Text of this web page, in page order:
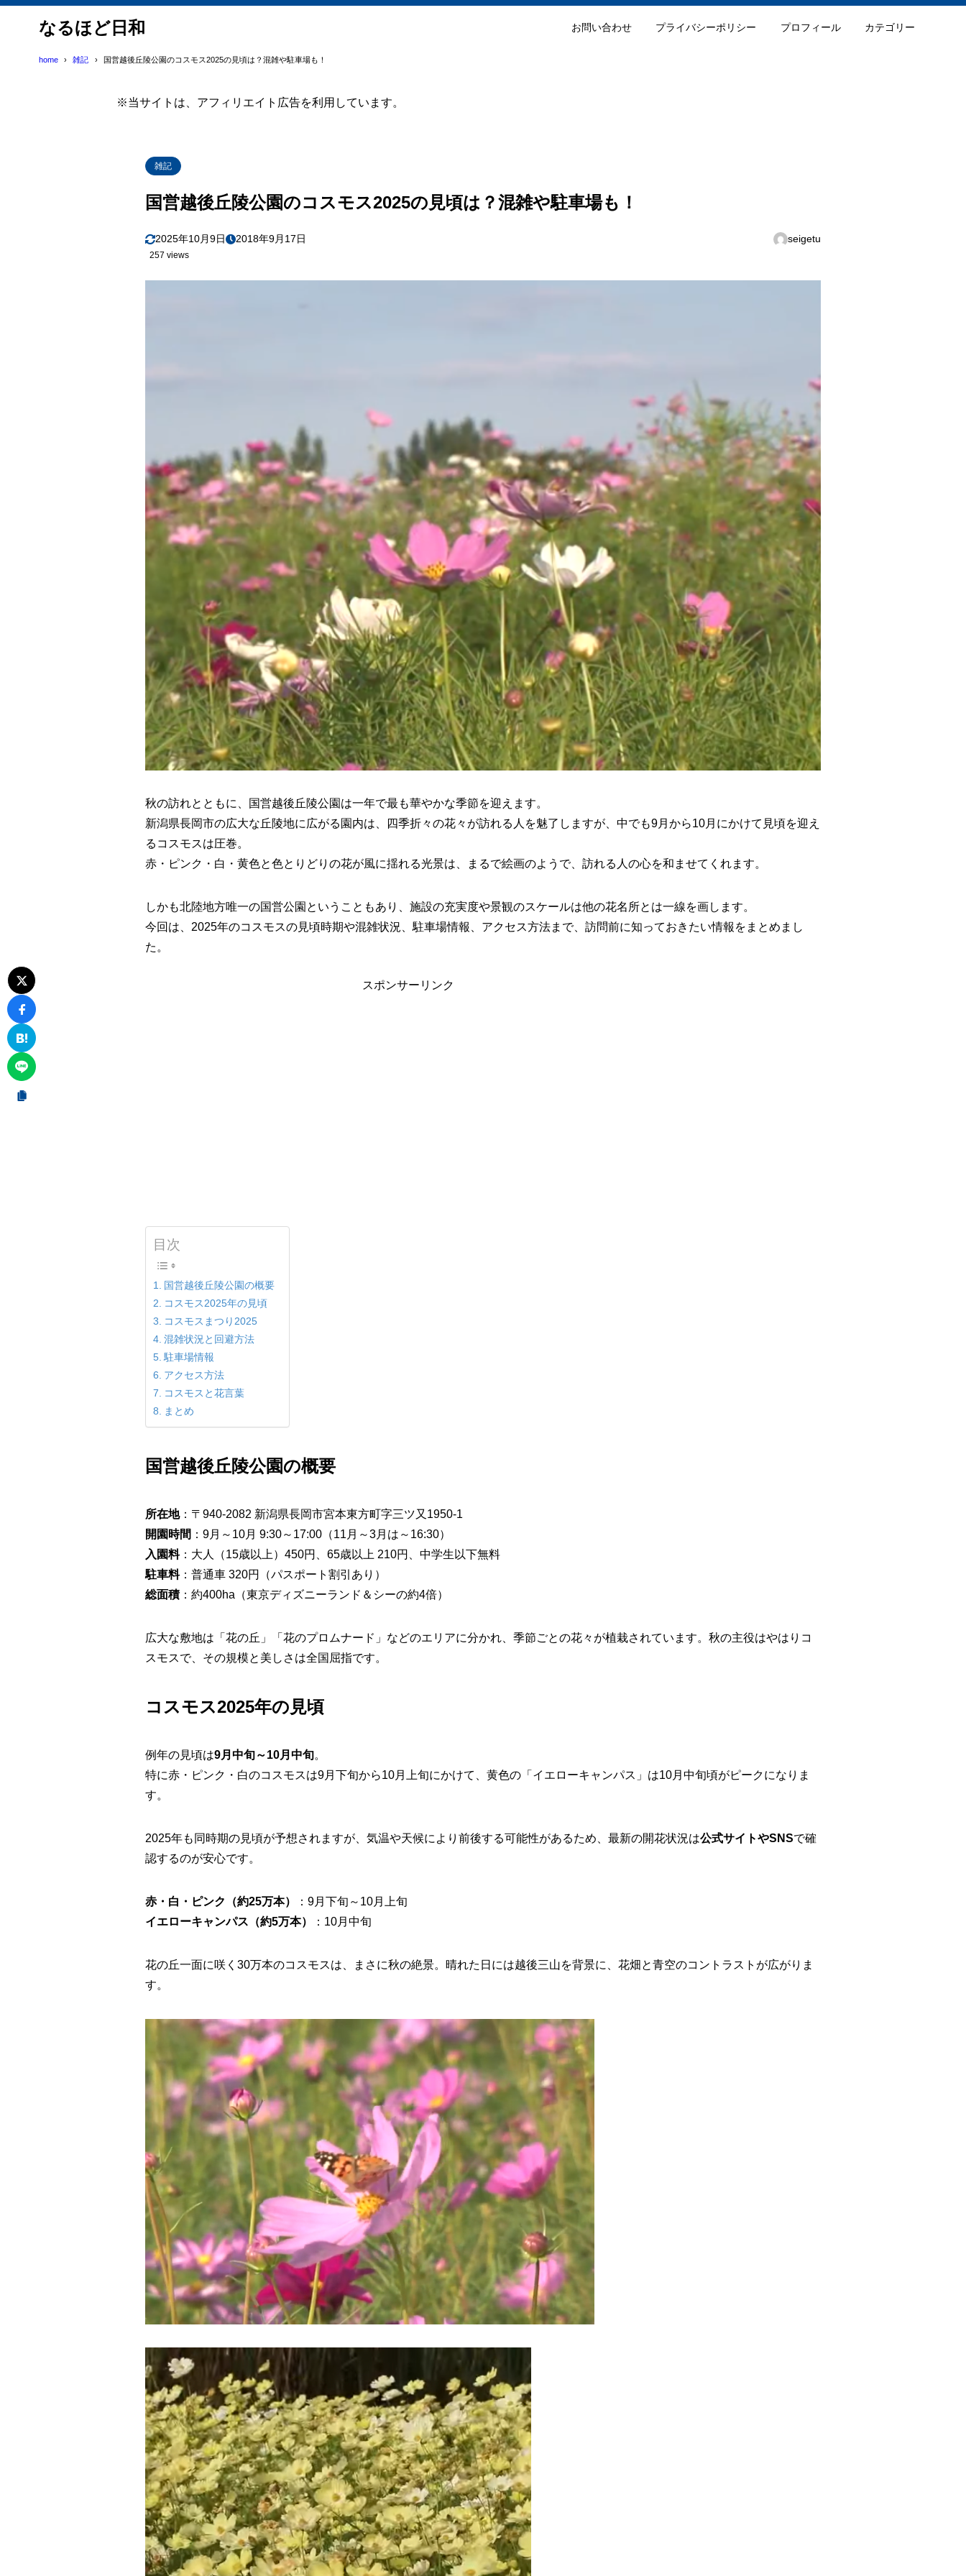
なるほど日和 お問い合わせ プライバシーポリシー プロフィール カテゴリー
home 雑記 国営越後丘陵公園のコスモス2025の見頃は？混雑や駐車場も！
※当サイトは、アフィリエイト広告を利用しています。
雑記
国営越後丘陵公園のコスモス2025の見頃は？混雑や駐車場も！
2025年10月9日 2018年9月17日 seigetu
257 views
秋の訪れとともに、国営越後丘陵公園は一年で最も華やかな季節を迎えます。
新潟県長岡市の広大な丘陵地に広がる園内は、四季折々の花々が訪れる人を魅了しますが、中でも9月から10月にかけて見頃を迎え
るコスモスは圧巻。
赤・ピンク・白・黄色と色とりどりの花が風に揺れる光景は、まるで絵画のようで、訪れる人の心を和ませてくれます。
しかも北陸地方唯一の国営公園ということもあり、施設の充実度や景観のスケールは他の花名所とは一線を画します。
今回は、2025年のコスモスの見頃時期や混雑状況、駐車場情報、アクセス方法まで、訪問前に知っておきたい情報をまとめまし
た。
スポンサーリンク
目次
国営越後丘陵公園の概要
コスモス2025年の見頃
コスモスまつり2025
混雑状況と回避方法
駐車場情報
アクセス方法
コスモスと花言葉
まとめ
国営越後丘陵公園の概要
所在地：〒940-2082 新潟県長岡市宮本東方町字三ツ又1950-1
開園時間 ：9月～10月 9:30～17:00（11月～3月は～16:30）
入園料：大人（15歳以上）450円、65歳以上 210円、中学生以下無料
駐車料：普通車 320円（パスポート割引あり）
総面積：約400ha（東京ディズニーランド＆シーの約4倍）
広大な敷地は「花の丘」「花のプロムナード」などのエリアに分かれ、季節ごとの花々が植栽されています。秋の主役はやはりコ
スモスで、その規模と美しさは全国屈指です。
コスモス2025年の見頃
例年の見頃は9月中旬～10月中旬。
特に赤・ピンク・白のコスモスは9月下旬から10月上旬にかけて、黄色の「イエローキャンパス」は10月中旬頃がピークになりま
す。
2025年も同時期の見頃が予想されますが、気温や天候により前後する可能性があるため、最新の開花状況は公式サイトやSNSで確
認するのが安心です。
赤・白・ピンク（約25万本）
：9月下旬～10月上旬
イエローキャンパス（約5万本）
：10月中旬
花の丘一面に咲く30万本のコスモスは、まさに秋の絶景。晴れた日には越後三山を背景に、花畑と青空のコントラストが広がりま
す。